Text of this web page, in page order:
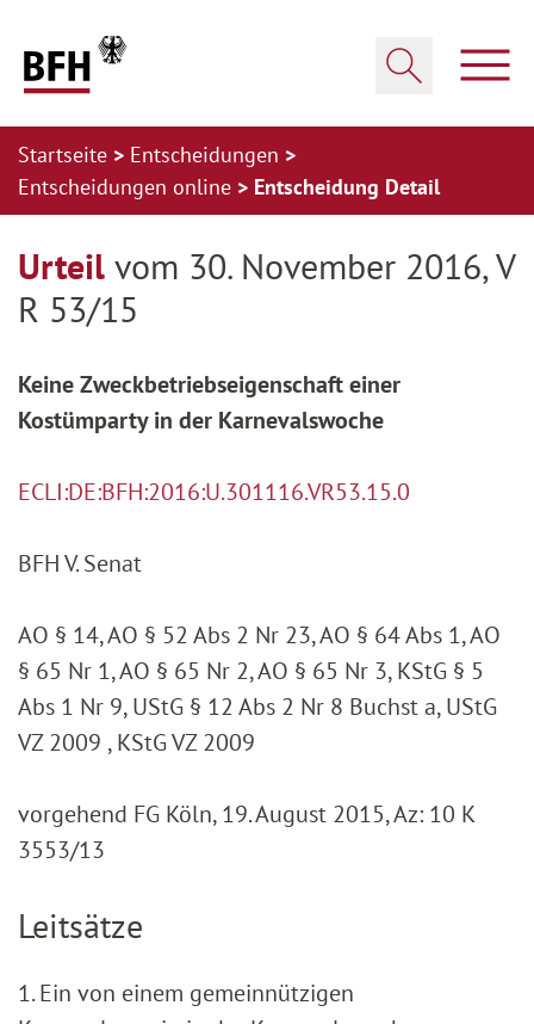
Startseite
Entscheidungen
Entscheidungen online
Entscheidung Detail
Urteil vom 30. November 2016, V
R 53/15
Keine Zweckbetriebseigenschaft einer
Kostümparty in der Karnevalswoche
ECLI:DE:BFH:2016:U.301116.VR53.15.0
BFH V. Senat
AO § 14, AO § 52 Abs 2 Nr 23, AO § 64 Abs 1, AO
§ 65 Nr 1, AO § 65 Nr 2, AO § 65 Nr 3, KStG § 5
Abs 1 Nr 9, UStG § 12 Abs 2 Nr 8 Buchst a, UStG
VZ 2009 , KStG VZ 2009
vorgehend FG Köln, 19. August 2015, Az: 10 K
3553/13
Leitsätze
1. Ein von einem gemeinnützigen